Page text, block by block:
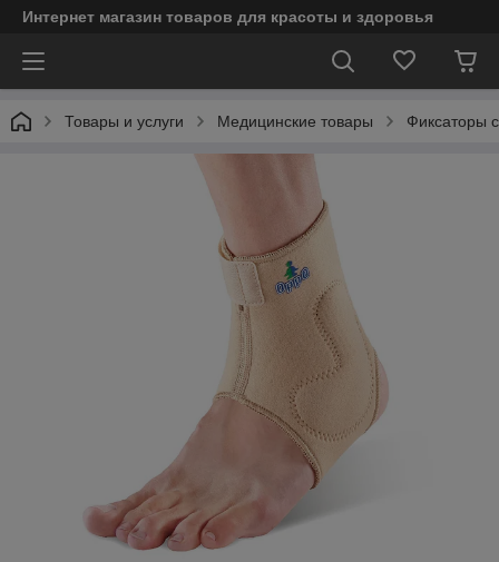
Интернет магазин товаров для красоты и здоровья
Товары и услуги Медицинские товары Фиксаторы